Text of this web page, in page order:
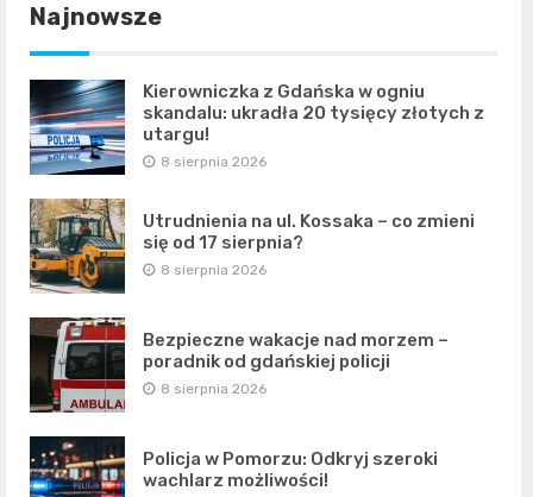
Najnowsze
Kierowniczka z Gdańska w ogniu
skandalu: ukradła 20 tysięcy złotych z
utargu!
8 sierpnia 2026
Utrudnienia na ul. Kossaka – co zmieni
się od 17 sierpnia?
8 sierpnia 2026
Bezpieczne wakacje nad morzem –
poradnik od gdańskiej policji
8 sierpnia 2026
Policja w Pomorzu: Odkryj szeroki
wachlarz możliwości!